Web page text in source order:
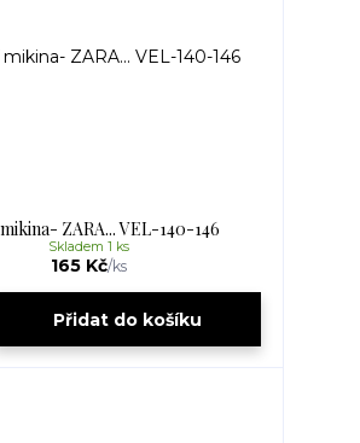
ZARA... VEL-140-146
165 Kč/ks
Skladem 1 ks
Přidat do košíku